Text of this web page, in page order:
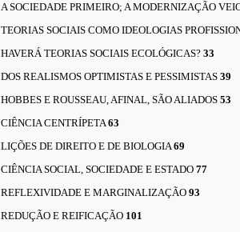
A SOCIEDADE PRIMEIRO; A MODERNIZAÇÃO
TEORIAS SOCIAIS COMO IDEOLOGIAS
HAVERÁ TEORIAS SOCIAIS ECOLÓGICAS? 33
DOS REALISMOS OPTIMISTAS E PESSIMISTAS 39
HOBBES E ROUSSEAU, AFINAL, SÃO ALIADOS 53
CIÊNCIA CENTRÍPETA63
LIÇÕES DE DIREITO E DE BIOLOGIA69
CIÊNCIA SOCIAL, SOCIEDADE E ESTADO 77
REFLEXIVIDADE E MARGINALIZAÇÃO 93
REDUÇÃO E REIFICAÇÃO 101